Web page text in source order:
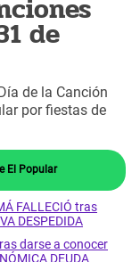
de
de la Canción
por fiestas de
El Popular
FALLECIÓ tras
DESPEDIDA
darse a conocer
DEUDA